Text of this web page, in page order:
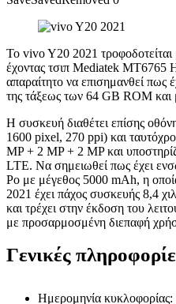
Το vivo Y20 2021
έχοντας τσιπ Mediatek MT6765
απαραίτητο να επισημανθεί πως
της τάξεως των 64 GB ROM
Η συσκευή διαθέτει επίσης
1600 pixel, 270 ppi) και
MP + 2 MP + 2 MP και
LTE. Να σημειωθεί πως έχει
Po με μέγεθος 5000 mAh, η
2021 έχει πάχος συσκευής 8,4
και τρέχει στην έκδοση του
με προσαρμοσμένη διεπαφή
Γενικές
Ημερομηνία κυκλοφορίας: